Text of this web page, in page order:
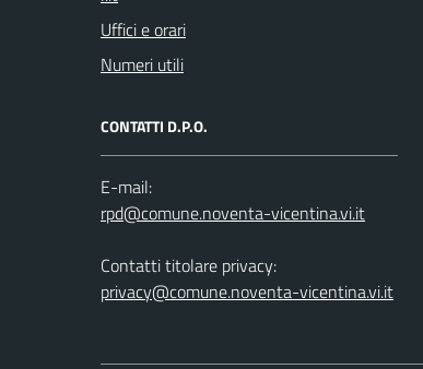
Uffici e orari
Numeri utili
CONTATTI D.P.O.
E-mail:
Contatti titolare privacy:
privacy@comune.noventa-vicentina.vi.it